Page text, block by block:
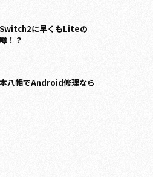
Switch2に早くもLiteの
噂！？
本八幡でAndroid修理なら